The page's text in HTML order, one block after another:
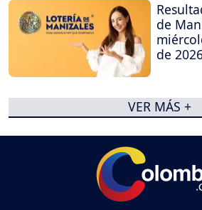
de
de
VER MÁS +